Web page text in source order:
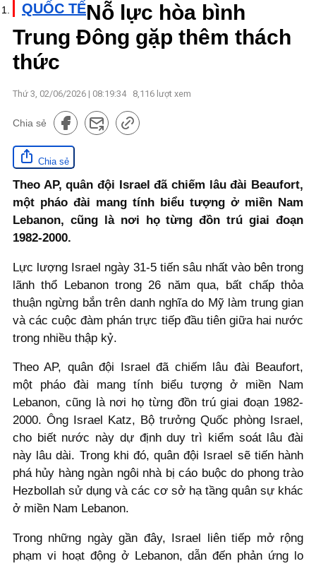
QUỐC TẾNỗ lực hòa bình
Trung Đông gặp thêm thách
thức
Thứ 3, 02/06/2026 | 08:19:34 8,116 lượt xem
Chia sẻ
Chia sẻ
Theo AP, quân đội Israel đã chiếm lâu đài Beaufort,
một pháo đài mang tính biểu tượng ở miền Nam
Lebanon, cũng là nơi họ từng đồn trú giai đoạn
1982-2000.
Lực lượng Israel ngày 31-5 tiến sâu nhất vào bên trong
lãnh thổ Lebanon trong 26 năm qua, bất chấp thỏa
thuận ngừng bắn trên danh nghĩa do Mỹ làm trung gian
và các cuộc đàm phán trực tiếp đầu tiên giữa hai nước
trong nhiều thập kỷ.
Theo AP, quân đội Israel đã chiếm lâu đài Beaufort,
một pháo đài mang tính biểu tượng ở miền Nam
Lebanon, cũng là nơi họ từng đồn trú giai đoạn 1982-
2000. Ông Israel Katz, Bộ trưởng Quốc phòng Israel,
cho biết nước này dự định duy trì kiểm soát lâu đài
này lâu dài. Trong khi đó, quân đội Israel sẽ tiến hành
phá hủy hàng ngàn ngôi nhà bị cáo buộc do phong trào
Hezbollah sử dụng và các cơ sở hạ tầng quân sự khác
ở miền Nam Lebanon.
Trong những ngày gần đây, Israel liên tiếp mở rộng
phạm vi hoạt động ở Lebanon, dẫn đến phản ứng lo